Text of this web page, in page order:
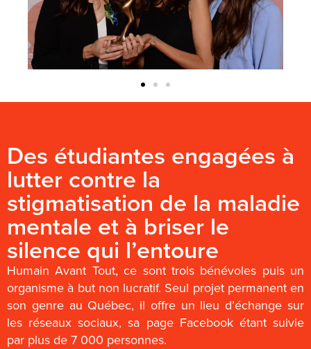
Des étudiantes engagées à
lutter contre la
stigmatisation de la maladie
mentale et à briser le
silence qui l’entoure
Humain Avant Tout, ce sont trois bénévoles puis un
organisme à but non lucratif. Seul projet permanent en
son genre au Québec, il offre un lieu d’échange sur
les réseaux sociaux, sa page Facebook étant suivie
par plus de 7 000 personnes.